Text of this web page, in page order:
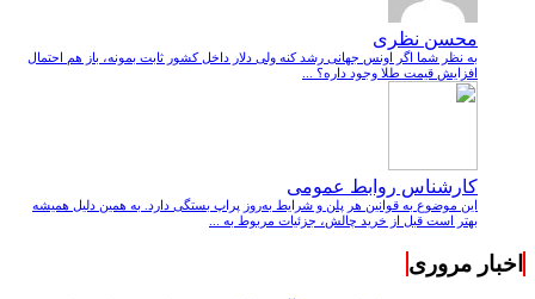
محسن نظری
به نظر شما اگر اونس جهانی رشد کنه ولی دلار داخل کشور ثابت بمونه، باز هم احتمال
افزایش قیمت طلا وجود داره؟ ...
کارشناس روابط عمومی
این موضوع به قوانین هر پلن و شرایط به‌روز پراپ بستگی دارد. به همین دلیل همیشه
بهتر است قبل از خرید چالش، جزئیات مربوط به ...
اخبار مروری